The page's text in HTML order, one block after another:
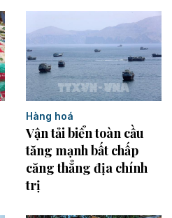
Hàng hoá
Vận tải biển toàn cầu
tăng mạnh bất chấp
căng thẳng địa chính
trị